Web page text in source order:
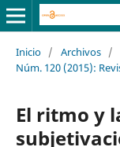
Inicio / Archivos /
Núm. 120 (2015):
El ritmo y